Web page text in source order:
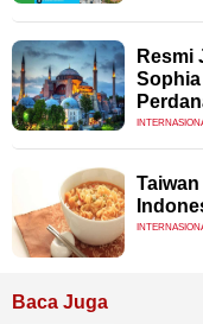
Resmi
Sophia
Baca Juga